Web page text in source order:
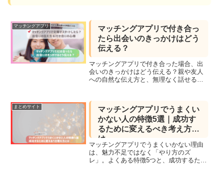
マッチングアプリ
マッチングアプリで付き合っ
たら出会いのきっかけはどう
伝える？
マッチングアプリで付き合った場合、出
会いのきっかけはどう伝える？親や友人
への自然な伝え方と、無理なく話せる言
まとめサイト
マッチングアプリでうまくい
かない人の特徴5選｜成功す
るために変えるべき考え方と
は
マッチングアプリでうまくいかない理由
は、魅力不足ではなく「やり方のズ
レ」。よくある特徴5つと、成功するため